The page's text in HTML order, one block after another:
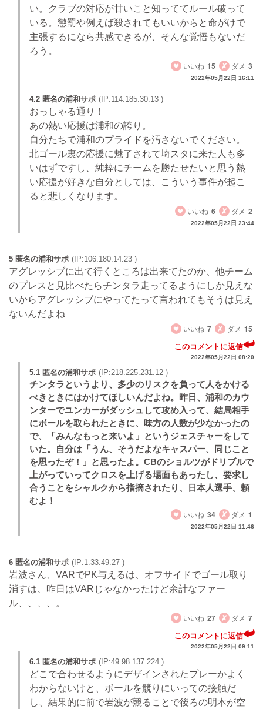
い。クラブの対応が甘いこと知っててルール破って
いる。懲罰や例えば殺されてもいいからと命がけで
主張するになら共感できるが、そんな覚悟もないだ
ろう。
いいね 15 ダメ 3
2022年05月22日 16:11
4.2 匿名の浦和サポ (IP:114.185.30.13 )
おっしゃる通り！
あの熱い応援は浦和の誇り。
自分たちで浦和のプライドを汚さないでください。
北ゴール裏の応援に魅了されて埼スタに来た人も多
いはずですし、純粋にチームを勝たせたいと思う熱
い応援が好きな自分としては、こういう事件が起こ
ると悲しくなります。
いいね 6 ダメ 2
2022年05月22日 23:44
5 匿名の浦和サポ (IP:106.180.14.23 )
アグレッシブに出て行くところは出来てたのか、他チーム
のプレスと見比べたらチンタラ走ってるようにしか見えな
いからアグレッシブにやってたって言われてもそうは見え
ないんだよね
いいね 7 ダメ 15
このコメントに返信
2022年05月22日 08:20
5.1 匿名の浦和サポ (IP:218.225.231.12 )
チンタラというより、多少のリスクを負って人をかける
べきときにはかけてほしいんだよね。昨日、浦和のカウ
ンターでユンカーがダッシュして攻め入って、結局相手
にボールを取られたときに、味方の人数が少なかったの
で、「みんなもっと来いよ」というジェスチャーをして
いた。自分は「うん、そうだよなキャスパー、同じこと
を思ったぞ！」と思ったよ。CBのショルツがドリブルで
上がっていってクロスを上げる場面もあったし、要求し
合うことをシャルクから指摘されたり、日本人選手、頼
むよ！
いいね 34 ダメ 1
2022年05月22日 11:46
6 匿名の浦和サポ (IP:1.33.49.27 )
岩波さん、VARでPK与えるは、オフサイドでゴール取り
消すは、昨日はVARじゃなかったけど余計なファー
ル、、、、。
いいね 27 ダメ 7
このコメントに返信
2022年05月22日 09:11
6.1 匿名の浦和サポ (IP:49.98.137.224 )
どこで合わせるようにデザインされたプレーかよく
わからないけと、ボールを競りにいっての接触だ
し、結果的に前で岩波が競ることで後ろの明本が空